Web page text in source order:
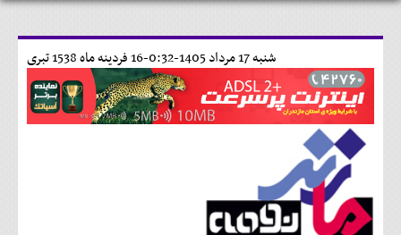
16 فردينه ماه 1538 تبری شنبه 17 مرداد 1405-0:32-